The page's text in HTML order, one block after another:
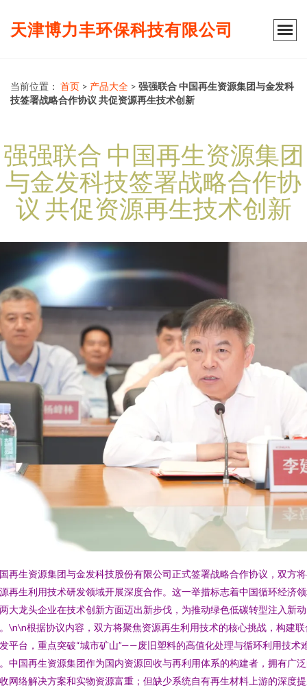
天津博力丰环保科技有限公司
当前位置： 首页 > 产品大全 > 强强联合 中国再生资源集团与金发科
技签署战略合作协议 共促资源再生技术创新
强强联合 中国再生资源集团
与金发科技签署战略合作协
议 共促资源再生技术创新
再生资源集团与金发科技股份有限公司正式签署战略合作协议，双方
再生利用技术研发领域开展深度合作。这一举措标志着中国循环经济
大龙头企业在技术创新方面迈出新步伐，为推动绿色低碳转型注入新动
\n\n根据协议内容，双方将聚焦资源再生利用技术的核心挑战，构建联
平台，重点突破“城市矿山”——废旧塑料的高值化处理与循环利用技术
中国再生资源集团作为国内资源回收与再利用体系的构建者，拥有广
网络解决方案和实物资源富重；但缺少系统自有再生材料上游的深度